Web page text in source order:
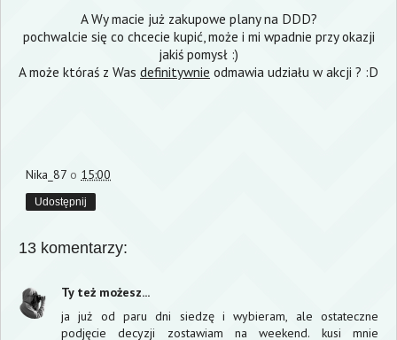
A Wy macie już zakupowe plany na DDD?
pochwalcie się co chcecie kupić, może i mi wpadnie przy okazji
jakiś pomysł :)
A może któraś z Was definitywnie odmawia udziału w akcji ? :D
Nika_87 o 15:00
Udostępnij
13 komentarzy:
Ty też możesz...
ja już od paru dni siedzę i wybieram, ale ostateczne
podjęcie decyzji zostawiam na weekend. kusi mnie